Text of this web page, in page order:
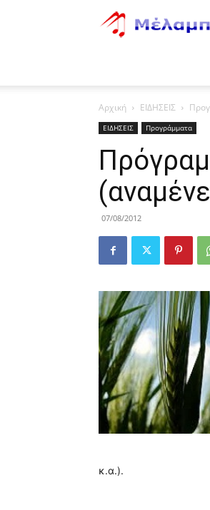
Αρχική ΕΙΔΗΣΕΙΣ
ΕΙΔΗΣΕΙΣ Προγράμματα
07/08/2012
κ.α.).